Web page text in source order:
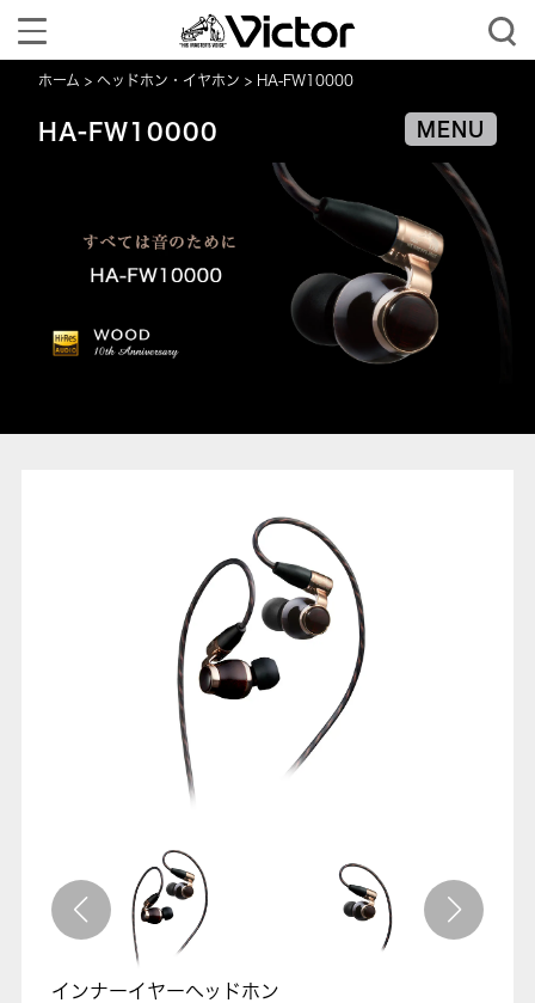
Toggle
navigation
ホーム ヘッドホン・イヤホン HA-FW10000
HA-FW10000 MENU
インナーイヤーヘッドホン